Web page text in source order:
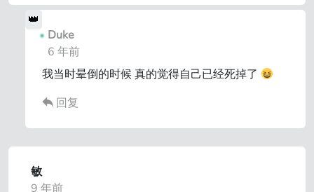
Duke
6 年前
我当时晕倒的时候 真的觉得自己已经死掉了
回复
敏
9 年前